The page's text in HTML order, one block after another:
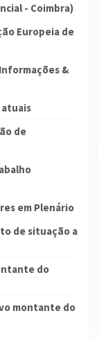
- Coimbra)
Europeia de
Informações &
atuais
de
em Plenário
de situação a
do
montante do